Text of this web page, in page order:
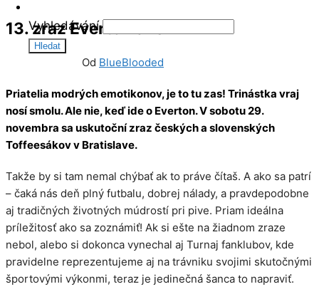
Vyhledávání
13. zraz Evertonians
Od BlueBlooded
Priatelia modrých emotikonov, je to tu zas! Trinástka vraj
nosí smolu. Ale nie, keď ide o Everton. V sobotu 29.
novembra sa uskutoční zraz českých a slovenských
Toffeesákov v Bratislave.
Takže by si tam nemal chýbať ak to práve čítaš. A ako sa patrí
– čaká nás deň plný futbalu, dobrej nálady, a pravdepodobne
aj tradičných životných múdrostí pri pive. Priam ideálna
príležitosť ako sa zoznámiť! Ak si ešte na žiadnom zraze
nebol, alebo si dokonca vynechal aj Turnaj fanklubov, kde
pravidelne reprezentujeme aj na trávniku svojimi skutočnými
športovými výkonmi, teraz je jedinečná šanca to napraviť.